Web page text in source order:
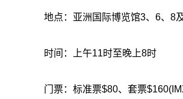
地点：亚洲国际博览馆3、6、8
时间：上午11时至晚上8时
门票：标准票$80、套票